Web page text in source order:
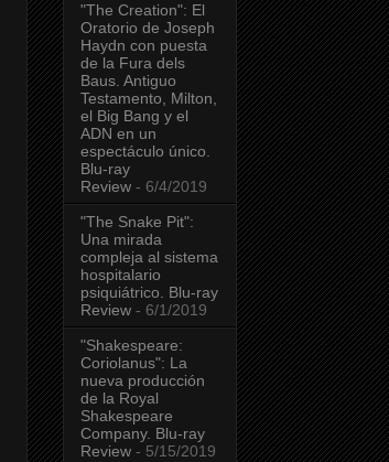
"The Creation": El
Oratorio de Joseph
Haydn con puesta
de la Fura dels
Baus. Antiguo
Testamento, Milton,
el Big Bang y el
ADN en un
espectáculo único.
Blu-ray
Review - 6/4/2019
"The Snake Pit":
Una mirada
compleja al sistema
hospitalario
psiquiátrico. Blu-ray
Review - 6/1/2019
"Shakespeare:
Coriolanus": La
nueva producción
de la Royal
Shakespeare
Company. Blu-ray
Review - 5/15/2019